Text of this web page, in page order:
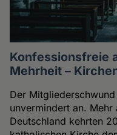
Konfessionsfreie
Mehrheit –
Der
unvermindert an.
Deutschland kehrten